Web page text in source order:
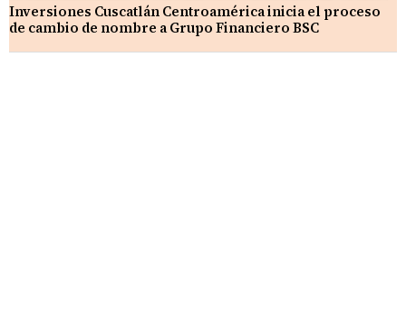
Inversiones Cuscatlán Centroamérica inicia el proceso
de cambio de nombre a Grupo Financiero BSC